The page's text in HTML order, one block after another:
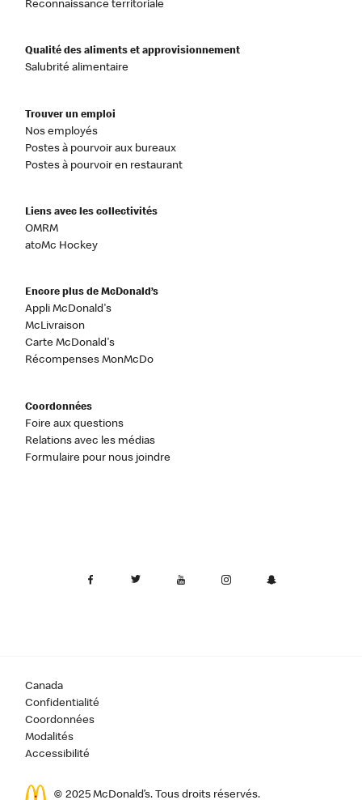
Reconnaissance territoriale
Qualité des aliments et approvisionnement
Salubrité alimentaire
Trouver un emploi
Nos employés
Postes à pourvoir aux bureaux
Postes à pourvoir en restaurant
Liens avec les collectivités
OMRM
atoMc Hockey
Encore plus de McDonald’s
Appli McDonald's
McLivraison
Carte McDonald's
Récompenses MonMcDo
Coordonnées
Foire aux questions
Relations avec les médias
Formulaire pour nous joindre
Canada
Confidentialité
Coordonnées
Modalités
Accessibilité
© 2025 McDonald’s. Tous droits réservés.